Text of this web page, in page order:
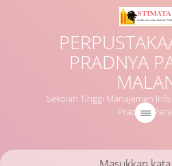
PRADNYA
Sekolah Tinggi Manajemen
Pradnya